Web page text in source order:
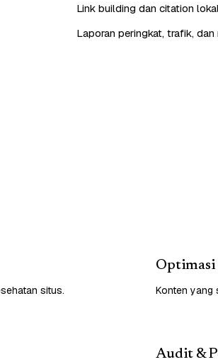
Link building dan citation
Laporan peringkat, trafik,
situs.
Optimasi
Konten yang
Audit &